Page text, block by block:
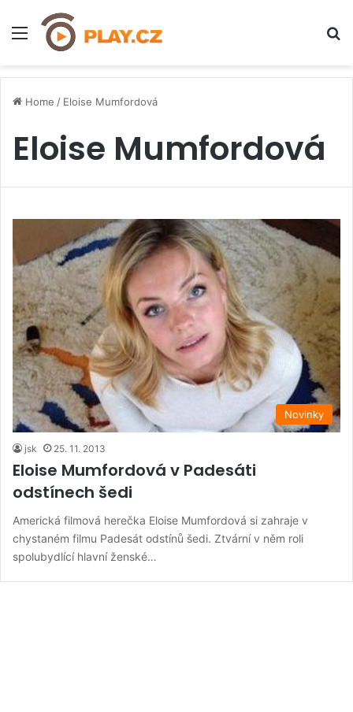
Menu
Home / Eloise Mumfordová
Eloise Mumfordová
Novinky
jsk 25. 11. 2013
Eloise Mumfordová v Padesáti
odstínech šedi
Americká filmová herečka Eloise Mumfordová si zahraje v
chystaném filmu Padesát odstínů šedi. Ztvární v něm roli
spolubydlící hlavní ženské…